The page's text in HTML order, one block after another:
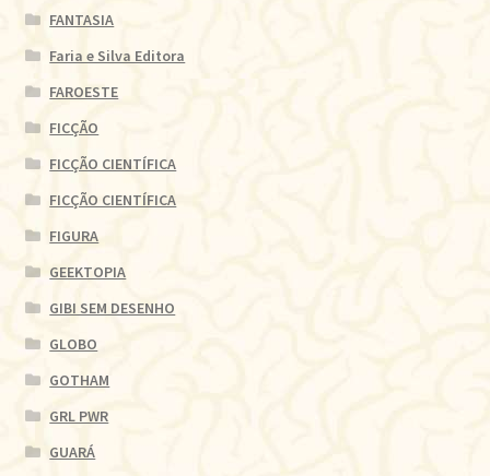
FANTASIA
Faria e Silva Editora
FAROESTE
FICÇÃO
FICÇÃO CIENTÍFICA
FICÇÃO CIENTÍFICA
FIGURA
GEEKTOPIA
GIBI SEM DESENHO
GLOBO
GOTHAM
GRL PWR
GUARÁ